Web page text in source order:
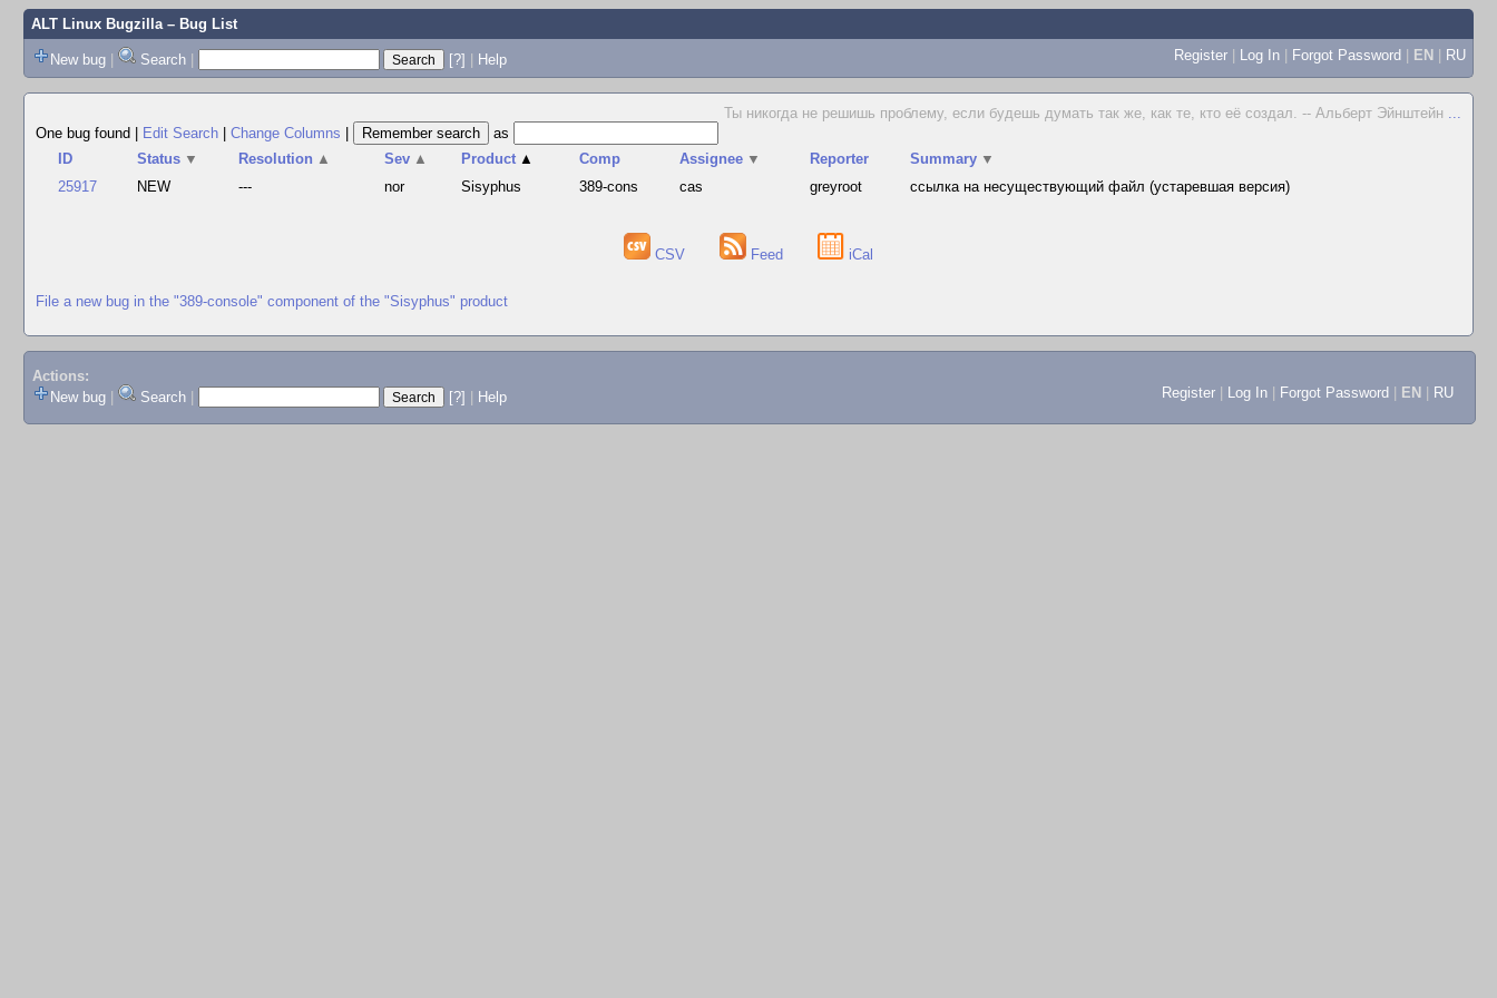
ALT Linux Bugzilla– Bug List
New bug | Search | [?] | Help Register | Log In | Forgot Password | EN | RU
Ты никогда не решишь проблему, если будешь думать так же, как те, кто её создал. -- Альберт Эйнштейн ...
One bug found
Edit Search Change Columns
as
ID
Status ▼ Resolution ▲ Sev ▲ Product ▲ Comp Assignee ▼ Reporter Summary ▼
25917
NEW --- nor Sisyphus 389-cons cas greyroot ссылка на несуществующий файл (устаревшая версия)
CSV Feed iCal
File a new bug in the "389-console" component of the "Sisyphus" product
Actions:
New bug
Search [?] Help Register Log In Forgot Password EN RU